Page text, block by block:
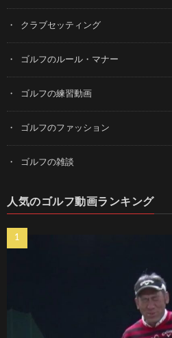
クラブセッティング
ゴルフのルール・マナー
ゴルフの練習動画
ゴルフのファッション
ゴルフの雑談
人気のゴルフ動画ランキング